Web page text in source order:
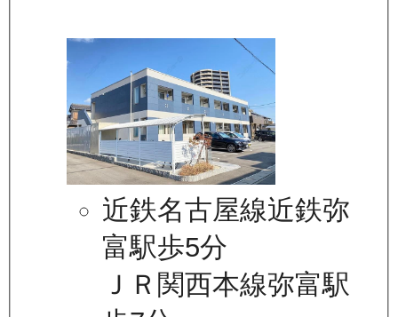
近鉄名古屋線近鉄弥
富駅歩5分
ＪＲ関西本線弥富駅